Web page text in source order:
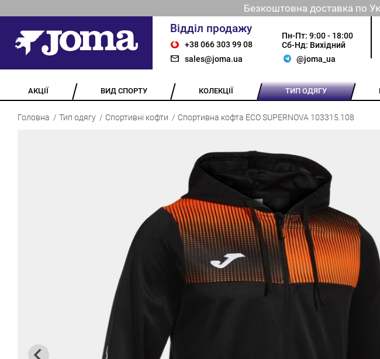
Безкоштовна доставка по
Відділ продажу
+38 066 303 99 08
sales@joma.ua
Пн-Пт: 9:00 - 18:00
Сб-Нд: Вихідний
@joma_ua
АКЦІЇ ВИД СПОРТУ КОЛЕКЦІЇ ТИП ОДЯГУ
Головна Тип одягу Спортивні кофти Спортивна кофта ECO SUPERNOVA 103315.108